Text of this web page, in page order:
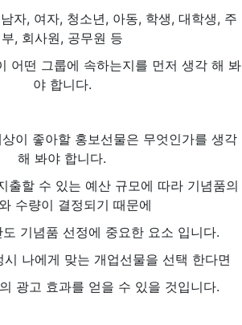
자, 여자, 청소년, 아동, 학생, 대학생, 주
부, 회사원, 공무원 등
어떤 그룹에 속하는지를 먼저 생각 해 봐
야 합니다.
이 좋아할 홍보선물은 무엇인가를 생각
해 봐야 합니다.
출할 수 있는 예산 규모에 따라 기념품의
수량이 결정되기 때문에
기념품 선정에 중요한 요소 입니다.
나에게 맞는 개업선물을 선택 한다면
광고 효과를 얻을 수 있을 것입니다.